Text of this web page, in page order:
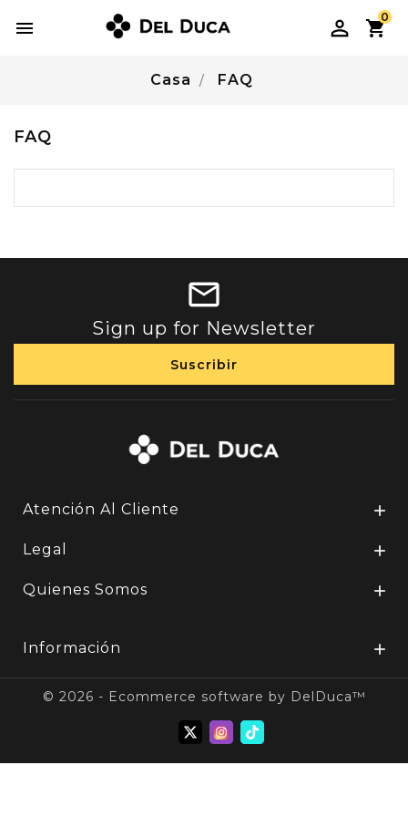

0
Casa FAQ
FAQ
Sign up for Newsletter
Atención Al Cliente 
Legal 
Quienes Somos 
Información 
© 2026 - Ecommerce software by DelDuca™